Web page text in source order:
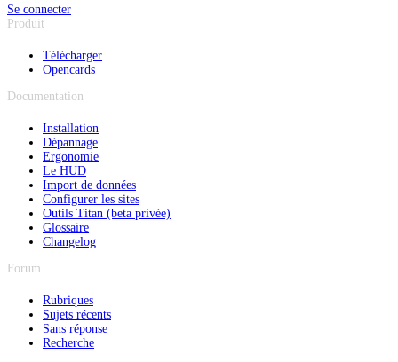
Se connecter
Produit
Télécharger
Opencards
Documentation
Installation
Dépannage
Ergonomie
Le HUD
Import de données
Configurer les sites
Outils Titan (beta privée)
Glossaire
Changelog
Forum
Rubriques
Sujets récents
Sans réponse
Recherche